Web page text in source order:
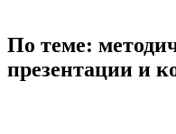
По теме:
презентации и